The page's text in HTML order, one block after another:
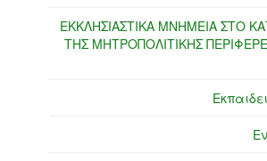
ΕΚΚΛΗΣΙΑΣΤΙΚΑ ΜΝΗΜΕΙΑ ΣΤΟ
ΤΗΣ ΜΗΤΡΟΠΟΛΙΤΙΚΗΣ